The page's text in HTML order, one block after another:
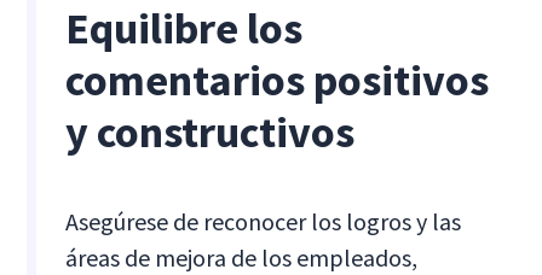
Equilibre los
comentarios positivos
y constructivos
Asegúrese de reconocer los logros y las
áreas de mejora de los empleados,